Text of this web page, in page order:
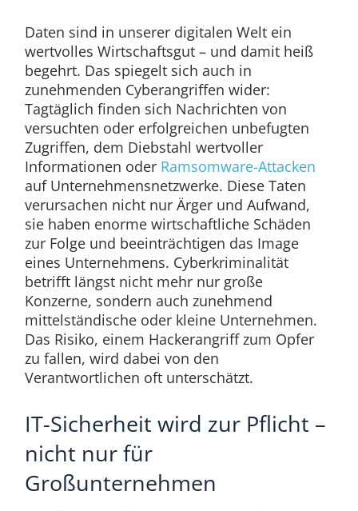
Daten sind in unserer digitalen Welt ein
wertvolles Wirtschaftsgut – und damit heiß
begehrt. Das spiegelt sich auch in
zunehmenden Cyberangriffen wider:
Tagtäglich finden sich Nachrichten von
versuchten oder erfolgreichen unbefugten
Zugriffen, dem Diebstahl wertvoller
Informationen oder Ramsomware-Attacken
auf Unternehmensnetzwerke. Diese Taten
verursachen nicht nur Ärger und Aufwand,
sie haben enorme wirtschaftliche Schäden
zur Folge und beeinträchtigen das Image
eines Unternehmens. Cyberkriminalität
betrifft längst nicht mehr nur große
Konzerne, sondern auch zunehmend
mittelständische oder kleine Unternehmen.
Das Risiko, einem Hackerangriff zum Opfer
zu fallen, wird dabei von den
Verantwortlichen oft unterschätzt.
IT-Sicherheit wird zur Pflicht –
nicht nur für
Großunternehmen